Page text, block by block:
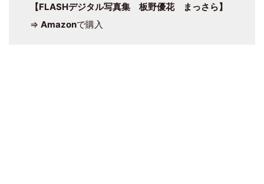
【FLASHデジタル写真集 板野優花 まっさら】
⇒ Amazonで購入